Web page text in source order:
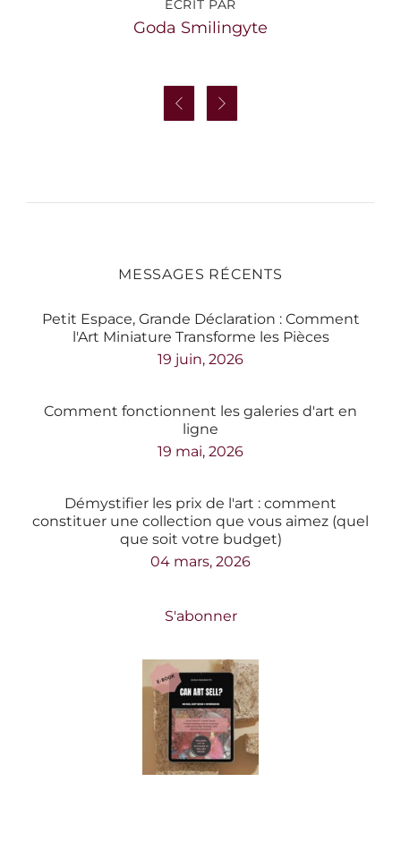
Goda Smilingyte
 
MESSAGES RÉCENTS
Petit Espace, Grande Déclaration : Comment
l'Art Miniature Transforme les Pièces
19 juin, 2026
Comment fonctionnent les galeries d'art en
ligne
19 mai, 2026
Démystifier les prix de l'art : comment
constituer une collection que vous aimez (quel
que soit votre budget)
04 mars, 2026
S'abonner